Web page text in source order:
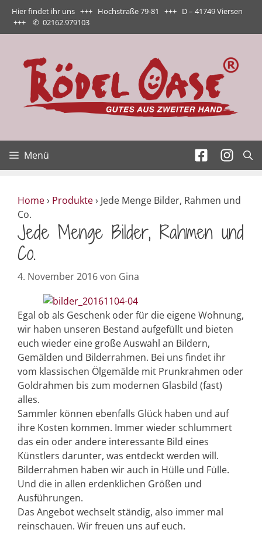
Zum
Inhalt
springen
Hier findet ihr uns +++ Hochstraße 79-81 +++ D – 41749 Viersen
+++ ✆ 02162.979103
Menü
Home› Produkte› Jede Menge Bilder, Rahmen und
Co.
Jede Menge Bilder, Rahmen und
Co.
4. November 2016von Gina
Egal ob als Geschenk oder für die eigene Wohnung,
wir haben unseren Bestand aufgefüllt und bieten
euch wieder eine große Auswahl an Bildern,
Gemälden und Bilderrahmen. Bei uns findet ihr
vom klassischen Ölgemälde mit Prunkrahmen oder
Goldrahmen bis zum modernen Glasbild (fast)
alles.
Sammler können ebenfalls Glück haben und auf
ihre Kosten kommen. Immer wieder schlummert
das ein oder andere interessante Bild eines
Künstlers darunter, was entdeckt werden will.
Bilderrahmen haben wir auch in Hülle und Fülle.
Und die in allen erdenklichen Größen und
Ausführungen.
Das Angebot wechselt ständig, also immer mal
reinschauen. Wir freuen uns auf euch.